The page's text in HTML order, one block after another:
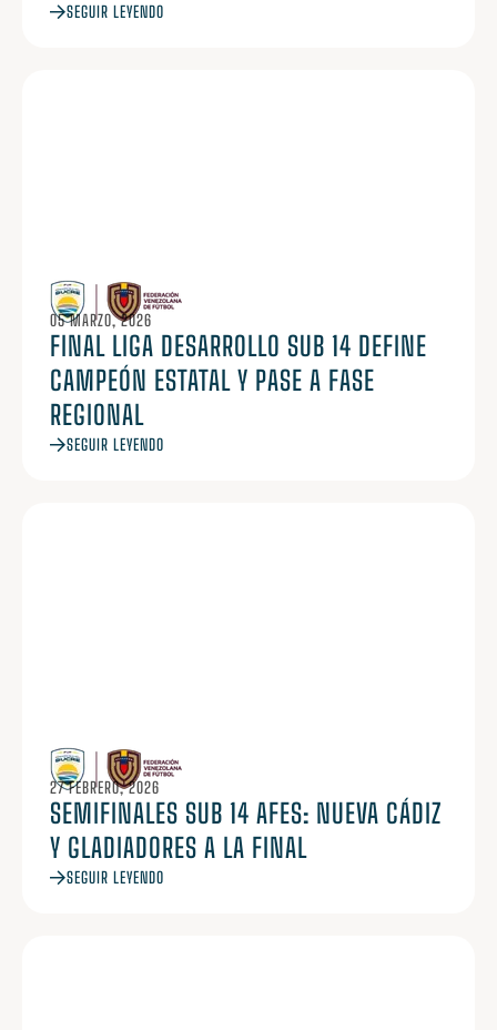
SEGUIR LEYENDO
05 MARZO, 2026
FINAL LIGA DESARROLLO SUB 14 DEFINE
CAMPEÓN ESTATAL Y PASE A FASE
REGIONAL
SEGUIR LEYENDO
27 FEBRERO, 2026
SEMIFINALES SUB 14 AFES: NUEVA CÁDIZ
Y GLADIADORES A LA FINAL
SEGUIR LEYENDO